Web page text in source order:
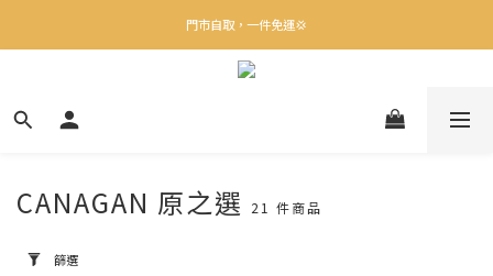
✨下載Three Little Meow App 即享多重禮遇！
門市自取，一件免運💢
🛒購物滿$400送貨上門免運
篩
CANAGAN 原之選 21 件商品
篩選